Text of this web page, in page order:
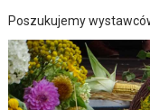
Poszukujemy